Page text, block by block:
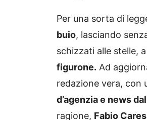
Per una sorta di
buio, lasciando
schizzati alle stelle,
figurone. Ad
redazione vera,
d’agenzia e news
ragione, Fabio